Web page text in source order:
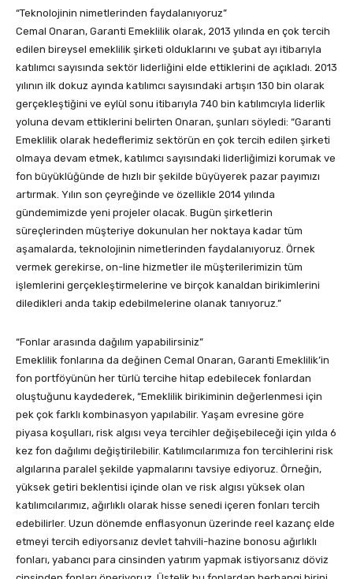
“Teknolojinin nimetlerinden faydalanıyoruz”
Cemal Onaran, Garanti Emeklilik olarak, 2013 yılında en çok tercih
edilen bireysel emeklilik şirketi olduklarını ve şubat ayı itibarıyla
katılımcı sayısında sektör liderliğini elde ettiklerini de açıkladı. 2013
yılının ilk dokuz ayında katılımcı sayısındaki artışın 130 bin olarak
gerçekleştiğini ve eylül sonu itibarıyla 740 bin katılımcıyla liderlik
yoluna devam ettiklerini belirten Onaran, şunları söyledi: “Garanti
Emeklilik olarak hedeflerimiz sektörün en çok tercih edilen şirketi
olmaya devam etmek, katılımcı sayısındaki liderliğimizi korumak ve
fon büyüklüğünde de hızlı bir şekilde büyüyerek pazar payımızı
artırmak. Yılın son çeyreğinde ve özellikle 2014 yılında
gündemimizde yeni projeler olacak. Bugün şirketlerin
süreçlerinden müşteriye dokunulan her noktaya kadar tüm
aşamalarda, teknolojinin nimetlerinden faydalanıyoruz. Örnek
vermek gerekirse, on-line hizmetler ile müşterilerimizin tüm
işlemlerini gerçekleştirmelerine ve birçok kanaldan birikimlerini
diledikleri anda takip edebilmelerine olanak tanıyoruz.”
“Fonlar arasında dağılım yapabilirsiniz”
Emeklilik fonlarına da değinen Cemal Onaran, Garanti Emeklilik’in
fon portföyünün her türlü tercihe hitap edebilecek fonlardan
oluştuğunu kaydederek, “Emeklilik birikiminin değerlenmesi için
pek çok farklı kombinasyon yapılabilir. Yaşam evresine göre
piyasa koşulları, risk algısı veya tercihler değişebileceği için yılda 6
kez fon dağılımı değiştirilebilir. Katılımcılarımıza fon tercihlerini risk
algılarına paralel şekilde yapmalarını tavsiye ediyoruz. Örneğin,
yüksek getiri beklentisi içinde olan ve risk algısı yüksek olan
katılımcılarımız, ağırlıklı olarak hisse senedi içeren fonları tercih
edebilirler. Uzun dönemde enflasyonun üzerinde reel kazanç elde
etmeyi tercih ediyorsanız devlet tahvili-hazine bonosu ağırlıklı
fonları, yabancı para cinsinden yatırım yapmak istiyorsanız döviz